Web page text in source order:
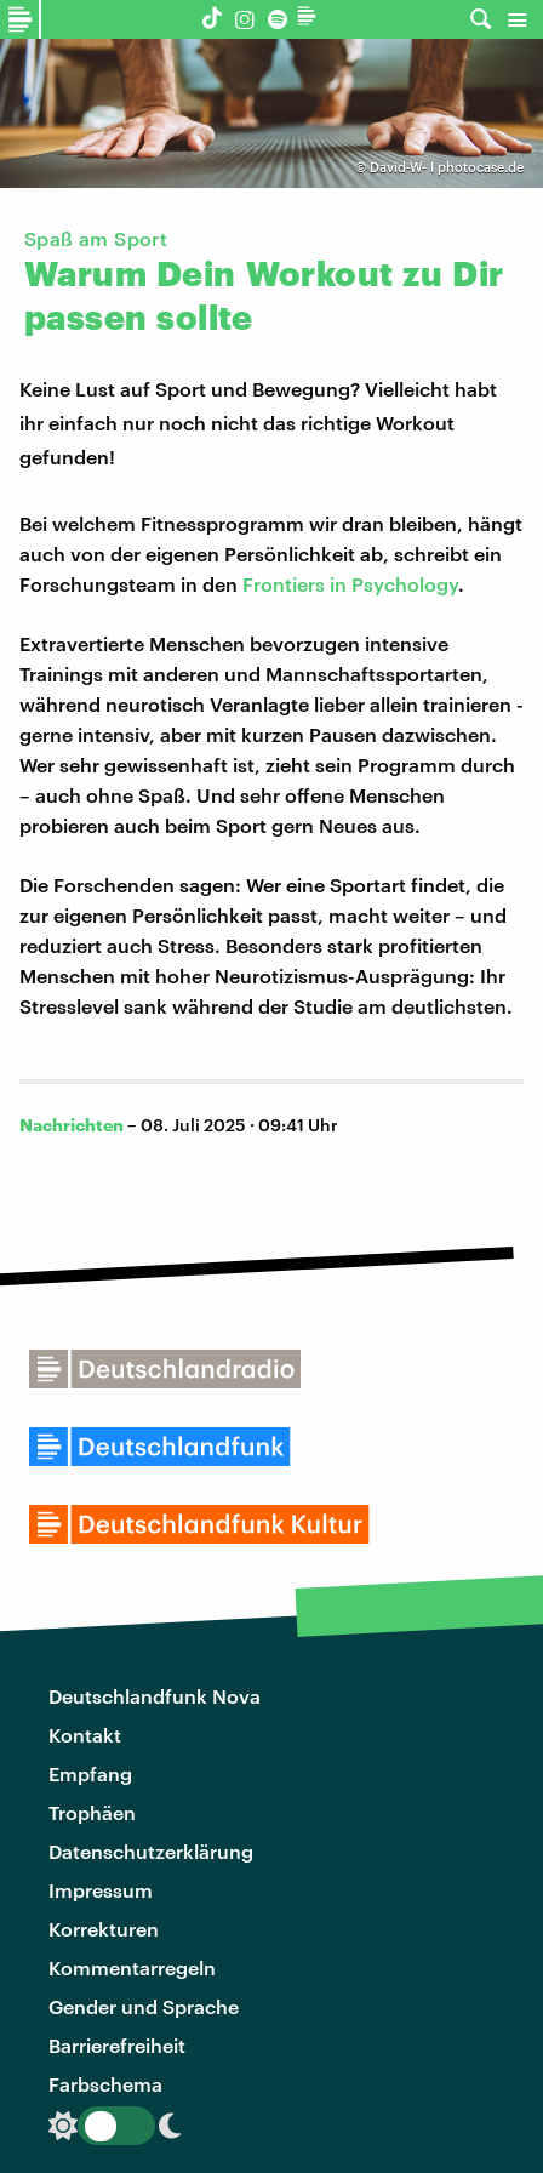
©David-W- I photocase.de
Spaß am Sport
Warum Dein Workout zu Dir
passen sollte
Keine Lust auf Sport und Bewegung? Vielleicht habt
ihr einfach nur noch nicht das richtige Workout
gefunden!
Bei welchem Fitnessprogramm wir dran bleiben, hängt
auch von der eigenen Persönlichkeit ab, schreibt ein
Forschungsteam in den Frontiers in Psychology.
Extravertierte Menschen bevorzugen intensive
Trainings mit anderen und Mannschaftssportarten,
während neurotisch Veranlagte lieber allein trainieren -
gerne intensiv, aber mit kurzen Pausen dazwischen.
Wer sehr gewissenhaft ist, zieht sein Programm durch
– auch ohne Spaß. Und sehr offene Menschen
probieren auch beim Sport gern Neues aus.
Die Forschenden sagen: Wer eine Sportart findet, die
zur eigenen Persönlichkeit passt, macht weiter – und
reduziert auch Stress. Besonders stark profitierten
Menschen mit hoher Neurotizismus-Ausprägung: Ihr
Stresslevel sank während der Studie am deutlichsten.
Nachrichten – 08. Juli 2025 · 09:41 Uhr
Deutschlandfunk Nova
Kontakt
Empfang
Trophäen
Datenschutzerklärung
Impressum
Korrekturen
Kommentarregeln
Gender und Sprache
Barrierefreiheit
Farbschema